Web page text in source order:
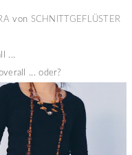
von SCHNITTGEFLÜSTER
...
... oder?